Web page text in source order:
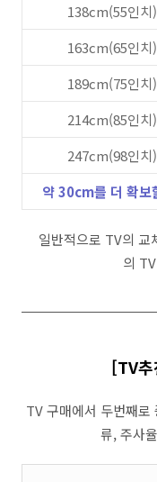
138cm(55인치)
163cm(65인치)
189cm(75인치)
214cm(85인치)
247cm(98인치)
약 30cm를 더 확보
일반적으로 TV의 교
의
[TV추
TV 구매에서 두번째로
류, 주사